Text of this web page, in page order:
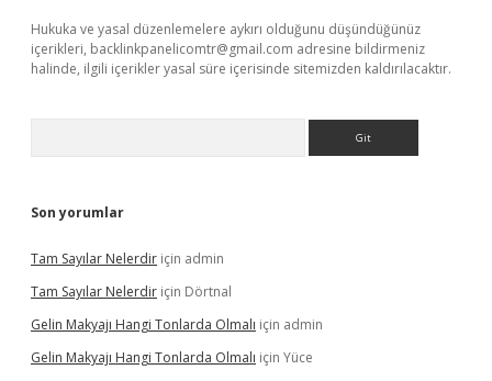
Hukuka ve yasal düzenlemelere aykırı olduğunu düşündüğünüz
içerikleri, backlinkpanelicomtr@gmail.com adresine bildirmeniz
halinde, ilgili içerikler yasal süre içerisinde sitemizden kaldırılacaktır.
Son yorumlar
Tam Sayılar Nelerdir için admin
Tam Sayılar Nelerdir için Dörtnal
Gelin Makyajı Hangi Tonlarda Olmalı için admin
Gelin Makyajı Hangi Tonlarda Olmalı için Yüce